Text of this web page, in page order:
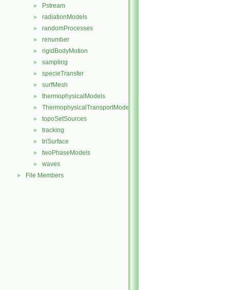
► Pstream
► radiationModels
► randomProcesses
► renumber
► rigidBodyMotion
► sampling
► specieTransfer
► surfMesh
► thermophysicalModels
► ThermophysicalTransportModels
► topoSetSources
► tracking
► triSurface
► twoPhaseModels
► waves
► File Members